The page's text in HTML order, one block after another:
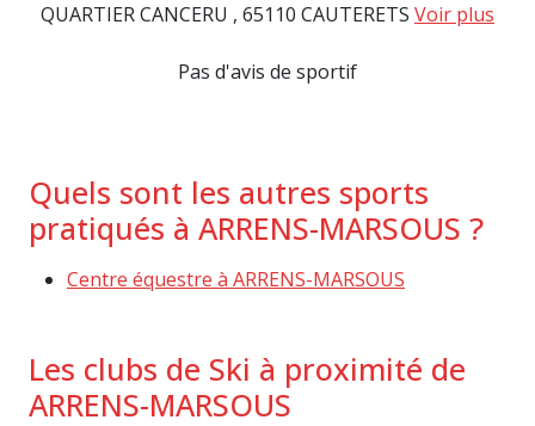
QUARTIER CANCERU , 65110 CAUTERETS Voir plus
Pas d'avis de sportif
Quels sont les autres sports
pratiqués à ARRENS-MARSOUS ?
Centre équestre à ARRENS-MARSOUS
Les clubs de Ski à proximité de
ARRENS-MARSOUS